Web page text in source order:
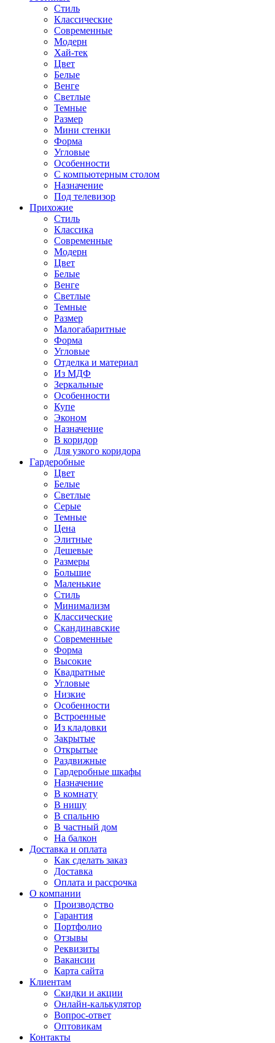
Стиль
Классические
Современные
Модерн
Хай-тек
Цвет
Белые
Венге
Светлые
Темные
Размер
Мини стенки
Форма
Угловые
Особенности
С компьютерным столом
Назначение
Под телевизор
Прихожие
Стиль
Классика
Современные
Модерн
Цвет
Белые
Венге
Светлые
Темные
Размер
Малогабаритные
Форма
Угловые
Отделка и материал
Из МДФ
Зеркальные
Особенности
Купе
Эконом
Назначение
В коридор
Для узкого коридора
Гардеробные
Цвет
Белые
Светлые
Серые
Темные
Цена
Элитные
Дешевые
Размеры
Большие
Маленькие
Стиль
Минимализм
Классические
Скандинавские
Современные
Форма
Высокие
Квадратные
Угловые
Низкие
Особенности
Встроенные
Из кладовки
Закрытые
Открытые
Раздвижные
Гардеробные шкафы
Назначение
В комнату
В нишу
В спальню
В частный дом
На балкон
Доставка и оплата
Как сделать заказ
Доставка
Оплата и рассрочка
О компании
Производство
Гарантия
Портфолио
Отзывы
Реквизиты
Вакансии
Карта сайта
Клиентам
Скидки и акции
Онлайн-калькулятор
Вопрос-ответ
Оптовикам
Контакты